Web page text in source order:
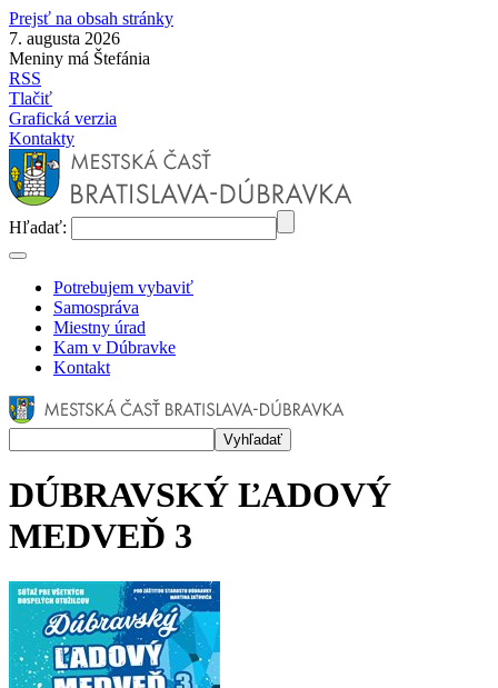
Prejsť na obsah stránky
7. augusta 2026
Meniny má Štefánia
RSS
Tlačiť
Grafická verzia
Kontakty
Hľadať:
Potrebujem vybaviť
Samospráva
Miestny úrad
Kam v Dúbravke
Kontakt
DÚBRAVSKÝ ĽADOVÝ
MEDVEĎ 3